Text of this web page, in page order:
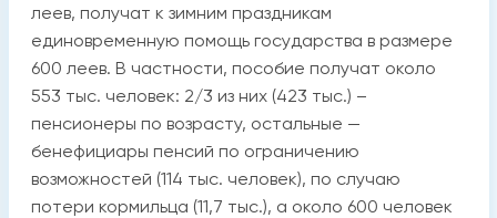
леев, получат к зимним праздникам
единовременную помощь государства в размере
600 леев. В частности, пособие получат около
553 тыс. человек: 2/3 из них (423 тыс.) –
пенсионеры по возрасту, остальные —
бенефициары пенсий по ограничению
возможностей (114 тыс. человек), по случаю
потери кормильца (11,7 тыс.), а около 600 человек